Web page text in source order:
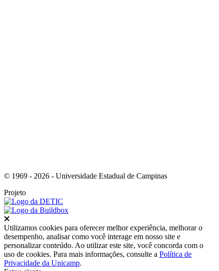
© 1969 - 2026 - Universidade Estadual de Campinas
Projeto
Utilizamos cookies para oferecer melhor experiência, melhorar o
desempenho, analisar como você interage em nosso site e
personalizar conteúdo. Ao utilizar este site, você concorda com o
uso de cookies. Para mais informações, consulte a Política de
Privacidade da Unicamp.